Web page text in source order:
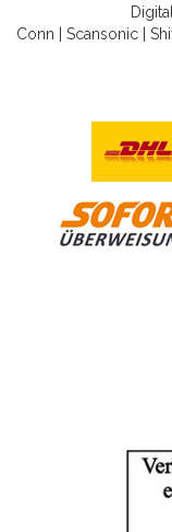
Digital
Conn
Scansonic